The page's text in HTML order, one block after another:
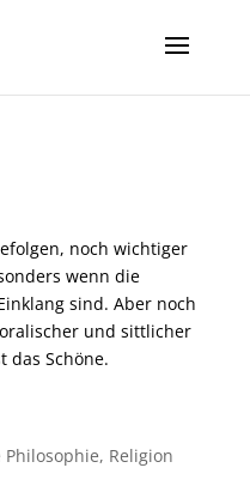
noch wichtiger
wenn die
sind. Aber noch
und sittlicher
das Schöne.
, Religion